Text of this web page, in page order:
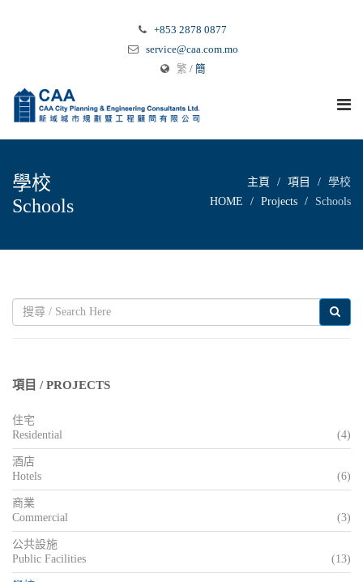
+853 2878 0877
service@caa.com.mo
繁 / 簡
學校
Schools
主頁 項目
學校
HOME
Projects Schools
項目 / PROJECTS
住宅
Residential
(4)
酒店
Hotels
(6)
商業
Commercial
(3)
公共設施
Public Facilities
(13)